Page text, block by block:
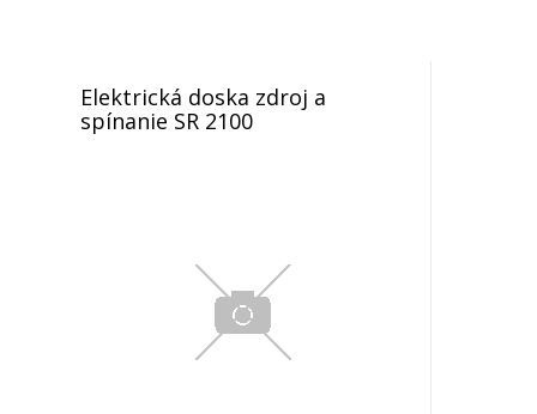
Elektrická doska zdroj a
spínanie SR 2100